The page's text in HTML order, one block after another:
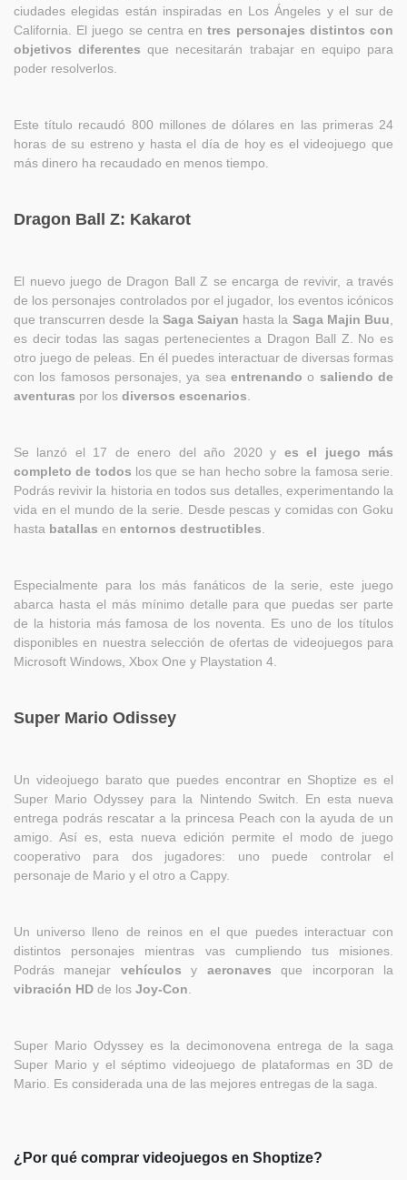
ciudades elegidas están inspiradas en Los Ángeles y el sur de
California. El juego se centra entres personajes distintos con
objetivos diferentes que necesitarán trabajar en equipo para
poder resolverlos.
Este título recaudó 800 millones de dólares en las primeras 24
horas de su estreno y hasta el día de hoy es el videojuego que
más dinero ha recaudado en menos tiempo.
Dragon Ball Z: Kakarot
El nuevo juego de Dragon Ball Z se encarga de revivir, a través
de los personajes controlados por el jugador, los eventos icónicos
que transcurren desde la Saga Saiyan hasta la Saga Majin Buu
es decir todas las sagas pertenecientes a Dragon Ball Z. No es
otro juego de peleas. En él puedes interactuar de diversas formas
con los famosos personajes, ya sea entrenandoo saliendo de
aventuras por los diversos escenarios
Se lanzó el 17 de enero del año 2020 y es el juego más
completo de todos los que se han hecho sobre la famosa serie.
Podrás revivir la historia en todos sus detalles, experimentando la
vida en el mundo de la serie. Desde pescas y comidas con Goku
hasta batallas en entornos destructibles
Especialmente para los más fanáticos de la serie, este juego
abarca hasta el más mínimo detalle para que puedas ser parte
de la historia más famosa de los noventa. Es uno de los títulos
disponibles en nuestra selección de ofertas de videojuegos para
Microsoft Windows, Xbox One y Playstation 4.
Super Mario Odissey
Un videojuego barato que puedes encontrar en Shoptize es el
Super Mario Odyssey para la Nintendo Switch. En esta nueva
entrega podrás rescatar a la princesa Peach con la ayuda de un
amigo. Así es, esta nueva edición permite el modo de juego
cooperativo para dos jugadores: uno puede controlar el
personaje de Mario y el otro a Cappy.
Un universo lleno de reinos en el que puedes interactuar con
distintos personajes mientras vas cumpliendo tus misiones.
Podrás manejar vehículosy aeronavesque incorporan la
vibración HD de los Joy-Con
Super Mario Odyssey es la decimonovena entrega de la saga
Super Mario y el séptimo videojuego de plataformas en 3D de
Mario. Es considerada una de las mejores entregas de la saga.
¿Por qué comprar videojuegos en Shoptize?